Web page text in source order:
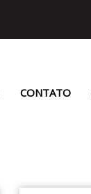
CONTATO